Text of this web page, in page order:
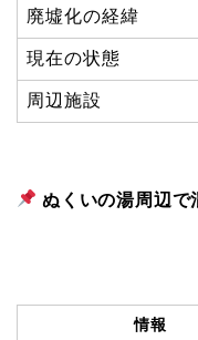
廃墟化の経緯
現在の状態
周辺施設
ぬくいの湯周辺で
情報